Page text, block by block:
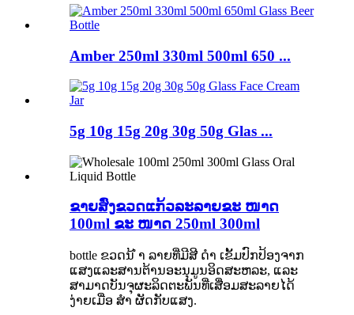
Amber 250ml 330ml 500ml 650 ...
5g 10g 15g 20g 30g 50g Glas ...
ຂາຍສົ່ງຂວດແກ້ວລະລາຍຂະ ໜາດ
100ml ຂະ ໜາດ 250ml 300ml
bottle ຂວດນ້ ຳ ລາຍທີ່ມີສີ ດຳ ເຂັ້ມປົກປ້ອງຈາກ
ແສງແລະສານຕ້ານອະນຸມູນອິດສະຫລະ, ແລະ
ສາມາດບັນຈຸຜະລິດຕະພັນທີ່ເສື່ອມສະລາຍໄດ້
ງ່າຍເມື່ອ ສຳ ຜັດກັບແສງ.